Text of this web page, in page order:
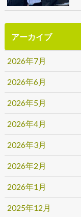
アーカイブ
2026年7月
2026年6月
2026年5月
2026年4月
2026年3月
2026年2月
2026年1月
2025年12月